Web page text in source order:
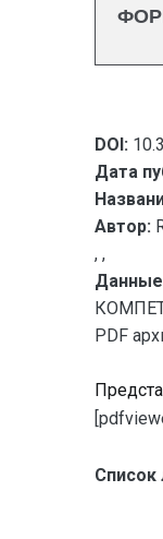
DOI:
Дата
Автор:
, ,
Данные
PDF
Список